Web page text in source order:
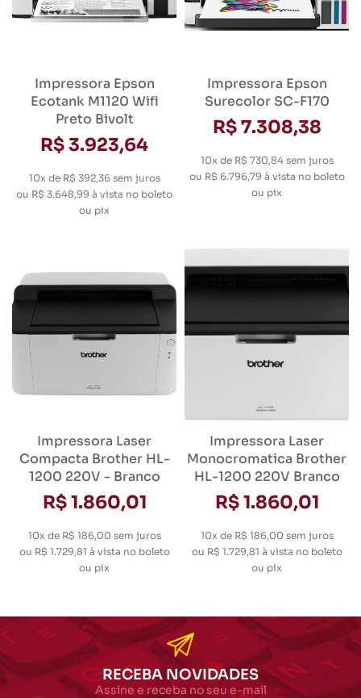
Impressora Epson
Ecotank M1120 Wifi
Preto Bivolt
R$ 3.923,64
10x de R$ 392,36 sem juros
ou R$ 3.648,99 à vista no boleto
ou pix
Impressora Epson
Surecolor SC-F170
R$ 7.308,38
10x de R$ 730,84 sem juros
ou R$ 6.796,79 à vista no boleto
ou pix
Impressora Laser
Compacta Brother HL-
1200 220V - Branco
R$ 1.860,01
10x de R$ 186,00 sem juros
ou R$ 1.729,81 à vista no boleto
ou pix
Impressora Laser
Monocromatica Brother
HL-1200 220V Branco
R$ 1.860,01
10x de R$ 186,00 sem juros
ou R$ 1.729,81 à vista no boleto
ou pix
RECEBA NOVIDADES
Assine e receba no seu e-mail